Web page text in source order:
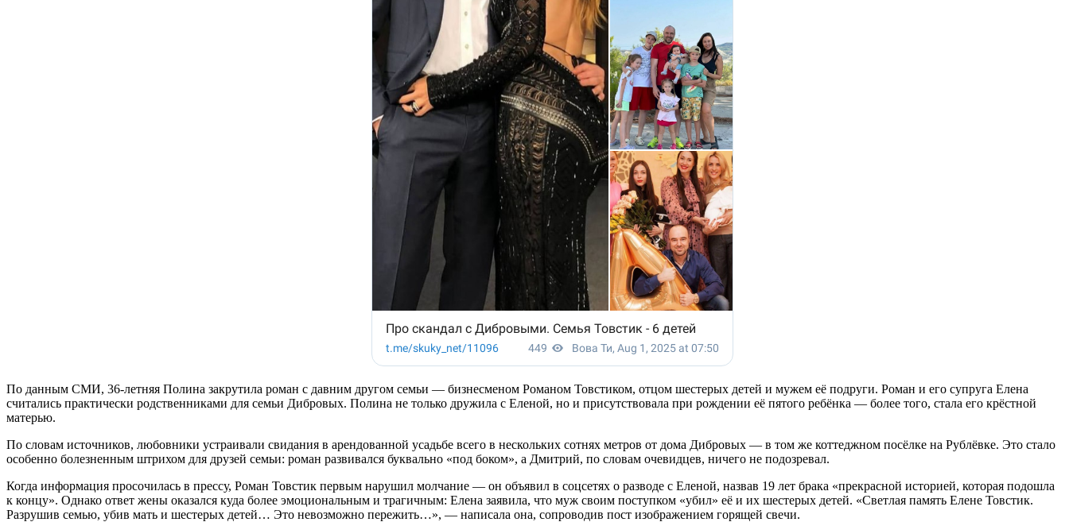
По данным СМИ, 36-летняя Полина закрутила роман с давним другом семьи — бизнесменом Романом Товстиком, отцом шестерых детей и мужем её подруги. Роман и его супруга Елена
считались практически родственниками для семьи Дибровых. Полина не только дружила с Еленой, но и присутствовала при рождении её пятого ребёнка — более того, стала его крёстной
матерью.
По словам источников, любовники устраивали свидания в арендованной усадьбе всего в нескольких сотнях метров от дома Дибровых — в том же коттеджном посёлке на Рублёвке. Это стало
особенно болезненным штрихом для друзей семьи: роман развивался буквально «под боком», а Дмитрий, по словам очевидцев, ничего не подозревал.
Когда информация просочилась в прессу, Роман Товстик первым нарушил молчание — он объявил в соцсетях о разводе с Еленой, назвав 19 лет брака «прекрасной историей, которая подошла
к концу». Однако ответ жены оказался куда более эмоциональным и трагичным: Елена заявила, что муж своим поступком «убил» её и их шестерых детей. «Светлая память Елене Товстик.
Разрушив семью, убив мать и шестерых детей… Это невозможно пережить…», — написала она, сопроводив пост изображением горящей свечи.